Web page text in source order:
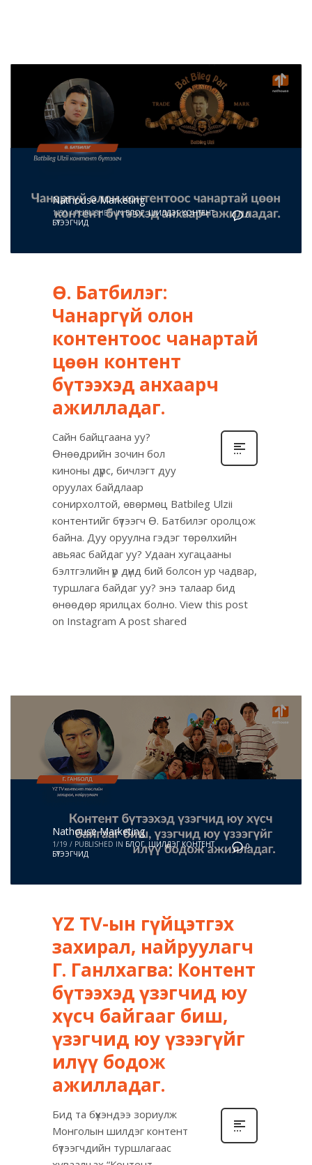
0
Nathouse Marketing
1/30 / PUBLISHED IN БЛОГ,ШИЛДЭГ КОНТЕНТ
БҮТЭЭГЧИД
Ө. Батбилэг:
Чанаргүй олон
контентоос чанартай
цөөн контент
бүтээхэд анхаарч
ажилладаг.
Сайн байцгаана уу?
Өнөөдрийн зочин бол
киноны дүрс, бичлэгт дуу
оруулах байдлаар
сонирхолтой, өвөрмөц Batbileg Ulzii
контентийг бүтээгч Ө. Батбилэг оролцож
байна. Дуу оруулна гэдэг төрөлхийн
авьяас байдаг уу? Удаан хугацааны
бэлтгэлийн үр дүнд бий болсон ур чадвар,
туршлага байдаг уу? энэ талаар бид
өнөөдөр ярилцах болно. View this post
on Instagram A post shared
0
Nathouse Marketing
1/19 / PUBLISHED IN БЛОГ,ШИЛДЭГ КОНТЕНТ
БҮТЭЭГЧИД
YZ TV-ын гүйцэтгэх
захирал, найруулагч
Г. Ганлхагва: Контент
бүтээхэд үзэгчид юу
хүсч байгааг биш,
үзэгчид юу үзээгүйг
илүү бодож
ажилладаг.
Бид та бүхэндээ зориулж
Монголын шилдэг контент
бүтээгчдийн туршлагаас